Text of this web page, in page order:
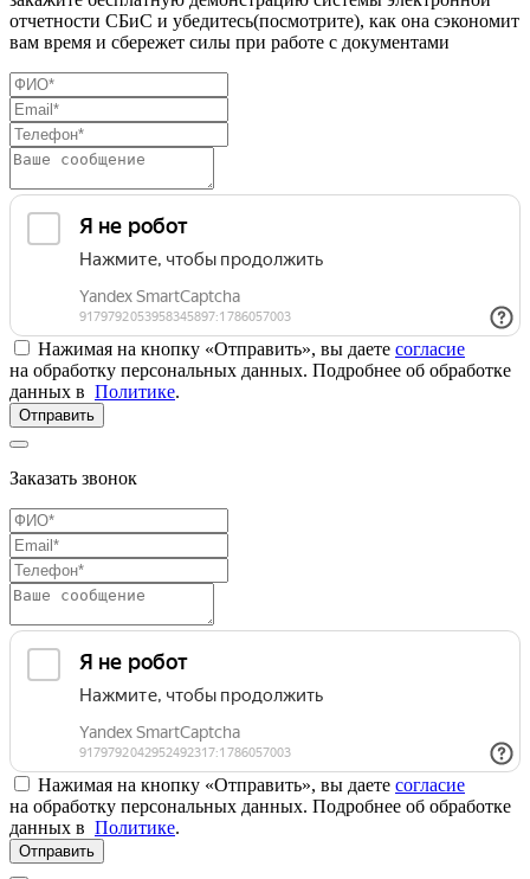
отчетности СБиС и убедитесь(посмотрите), как она сэкономит
вам время и сбережет силы при работе с документами
Нажимая на кнопку «Отправить», вы даете согласие
на обработку персональных данных. Подробнее об обработке
данных в Политике.
Отправить
Заказать звонок
Нажимая на кнопку «Отправить», вы даете согласие
на обработку персональных данных. Подробнее об обработке
данных в Политике.
Отправить